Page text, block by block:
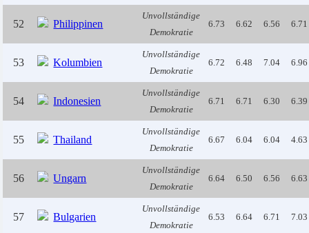
52 Philippinen
Unvollständige
Demokratie
6.73 6.62 6.56 6.71
53 Kolumbien
Unvollständige
Demokratie
6.72 6.48 7.04 6.96
54 Indonesien
Unvollständige
Demokratie
6.71 6.71 6.30 6.39
55 Thailand
Unvollständige
Demokratie
6.67 6.04 6.04 4.63
56 Ungarn
Unvollständige
Demokratie
6.64 6.50 6.56 6.63
57 Bulgarien
Unvollständige
Demokratie
6.53 6.64 6.71 7.03